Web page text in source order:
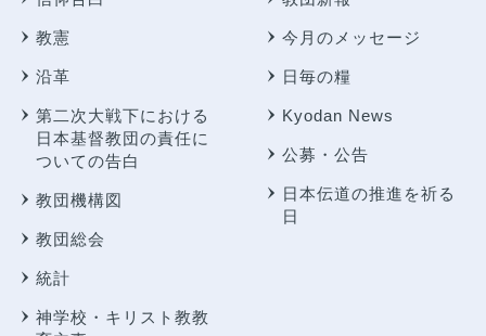
教憲
沿革
第二次大戦下における
日本基督教団の責任に
ついての告白
教団機構図
教団総会
統計
神学校・キリスト教教
今月のメッセージ
日毎の糧
Kyodan News
公募・公告
日本伝道の推進を祈る
日